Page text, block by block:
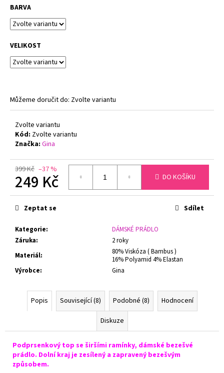
BARVA
VELIKOST
Můžeme doručit do: Zvolte variantu
Zvolte variantu
Kód: Zvolte variantu
Značka: Gina
399 Kč –37 %
249 Kč
Měrná
cena:
DO KOŠÍKU
Kategorie:
DÁMSKÉ PRÁDLO
Záruka:
2 roky
Materiál:
80% Viskóza ( Bambus )
16% Polyamid 4% Elastan
Výrobce: Gina
Zeptat se Sdílet
Popis Související (8) Podobné (8)
Hodnocení
Diskuze
Podprsenkový top se širšími ramínky, dámské bezešvé
prádlo. Dolní kraj je zesílený a zapravený bezešvým
způsobem.
p
o
r
č
u
m
e
PODPRSENKA
FELINA
MOMENTS
519
TMAVĚ
MODRÁ
Kč
Původně:
799
Kč